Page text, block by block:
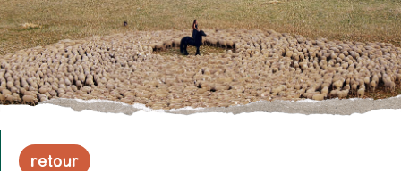
retour